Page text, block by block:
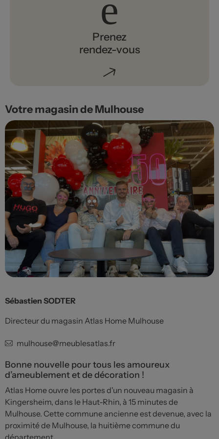
Prenez
rendez-vous
Votre magasin de Mulhouse
Sébastien SODTER
Directeur du magasin Atlas Home Mulhouse
mulhouse@meublesatlas.fr
Bonne nouvelle pour tous les amoureux
d’ameublement et de décoration !
Atlas Home ouvre les portes d'un nouveau magasin à
Kingersheim, dans le Haut-Rhin, à 15 minutes de
Mulhouse. Cette commune ancienne est devenue, avec la
proximité de Mulhouse, la huitième commune du
département.